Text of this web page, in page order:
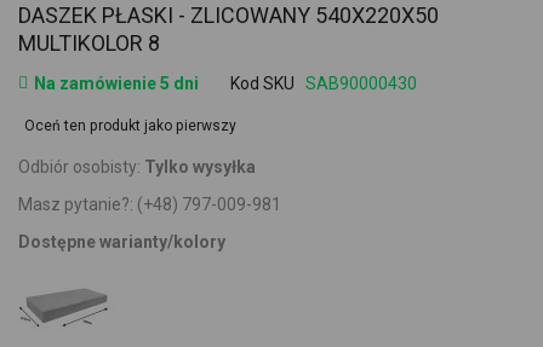
DASZEK PŁASKI - ZLICOWANY 540X220X50
MULTIKOLOR 8
Na zamówienie 5 dni Kod SKU SAB90000430
Oceń ten produkt jako pierwszy
Odbiór osobisty: Tylko wysyłka
Masz pytanie?: (+48) 797-009-981
Dostępne warianty/kolory